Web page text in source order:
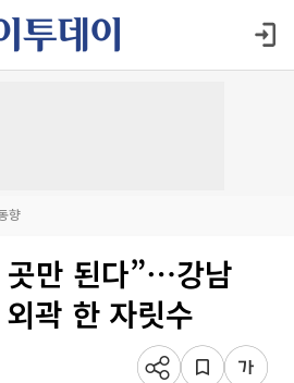
향
곳만 된다”⋯강남
곽 한 자릿수